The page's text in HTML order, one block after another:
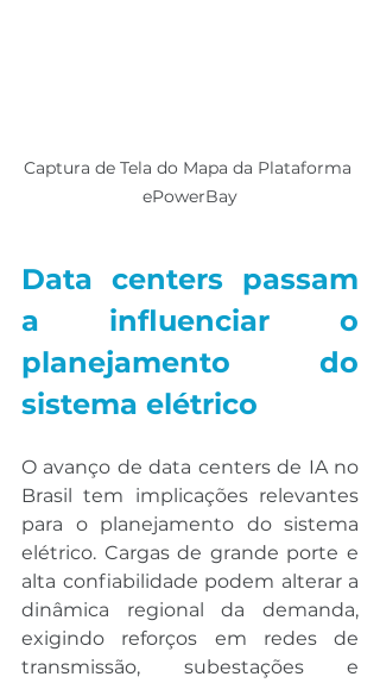
Captura de Tela do Mapa da Plataforma
ePowerBay
Data centers passam
a influenciar o
planejamento do
sistema elétrico
O avanço de data centers de IA no
Brasil tem implicações relevantes
para o planejamento do sistema
elétrico. Cargas de grande porte e
alta confiabilidade podem alterar a
dinâmica regional da demanda,
exigindo reforços em redes de
transmissão, subestações e